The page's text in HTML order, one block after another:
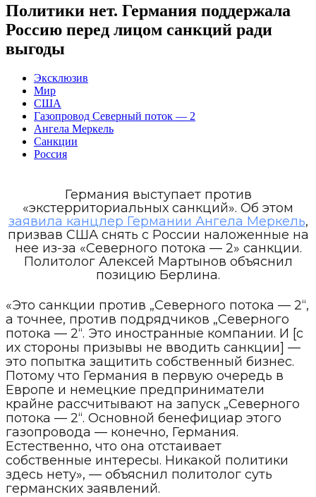
Политики нет. Германия поддержала
Россию перед лицом санкций ради
выгоды
Эксклюзив
Мир
США
Газопровод Северный поток — 2
Ангела Меркель
Санкции
Россия
Германия выступает против
«экстерриториальных санкций». Об этом
заявила канцлер Германии Ангела Меркель,
призвав США снять с России наложенные на
нее из-за «Северного потока — 2» санкции.
Политолог Алексей Мартынов объяснил
позицию Берлина.
«Это санкции против „Северного потока — 2“,
а точнее, против подрядчиков „Северного
потока — 2“. Это иностранные компании. И [с
их стороны призывы не вводить санкции] —
это попытка защитить собственный бизнес.
Потому что Германия в первую очередь в
Европе и немецкие предприниматели
крайне рассчитывают на запуск „Северного
потока — 2“. Основной бенефициар этого
газопровода — конечно, Германия.
Естественно, что она отстаивает
собственные интересы. Никакой политики
здесь нету», — объяснил политолог суть
германских заявлений.